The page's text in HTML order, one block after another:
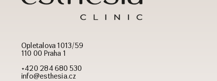
Opletalova 1013/59
110 00 Praha 1
+420 284 680 530
info@esthesia.cz